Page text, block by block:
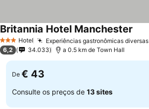
3 EstrelasHotel Experiências gastronômicas diversas
Britannia Hotel Manchester
6,2 34.033 a 0.5 km de Town Hall
De € 43
Consulte os preços de 13 sites